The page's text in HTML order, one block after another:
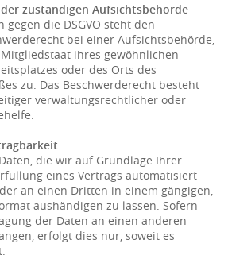
zuständigen Aufsichtsbehörde
gegen die DSGVO steht den
bei einer Aufsichtsbehörde,
ihres gewöhnlichen
oder des Orts des
zu. Das Beschwerderecht besteht
verwaltungsrechtlicher oder
die wir auf Grundlage Ihrer
eines Vertrags automatisiert
an einen Dritten in einem gängigen,
aushändigen zu lassen. Sofern
der Daten an einen anderen
erfolgt dies nur, soweit es